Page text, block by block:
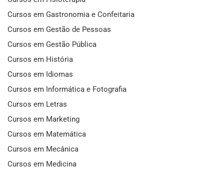
Cursos em Gastronomia e Confeitaria
Cursos em Gestão de Pessoas
Cursos em Gestão Pública
Cursos em História
Cursos em Idiomas
Cursos em Informática e Fotografia
Cursos em Letras
Cursos em Marketing
Cursos em Matemática
Cursos em Mecânica
Cursos em Medicina